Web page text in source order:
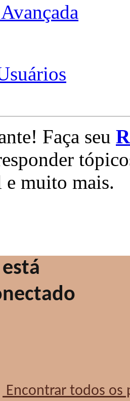
Faça seu
e muito mais.
Encontrar todos os